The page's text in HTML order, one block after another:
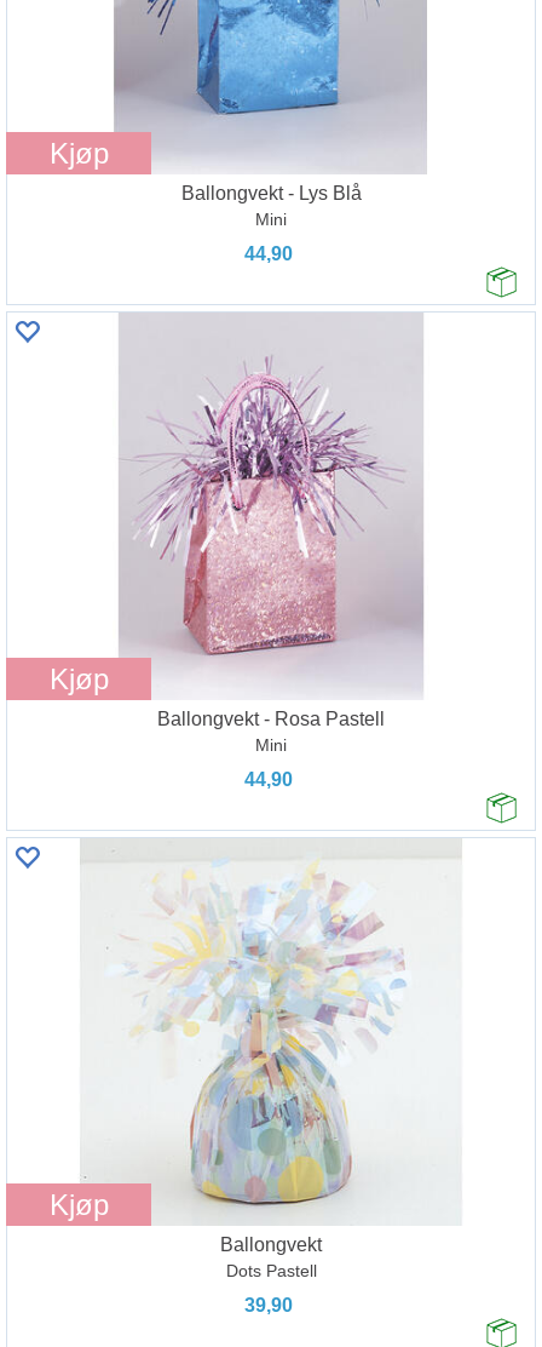
Kjøp
Ballongvekt - Lys Blå
Mini
44,90
Kjøp
Ballongvekt - Rosa Pastell
Mini
44,90
Kjøp
Ballongvekt
Dots Pastell
39,90